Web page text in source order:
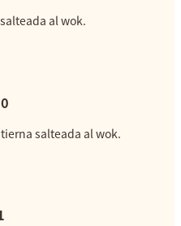
al wok.
salteada al wok.